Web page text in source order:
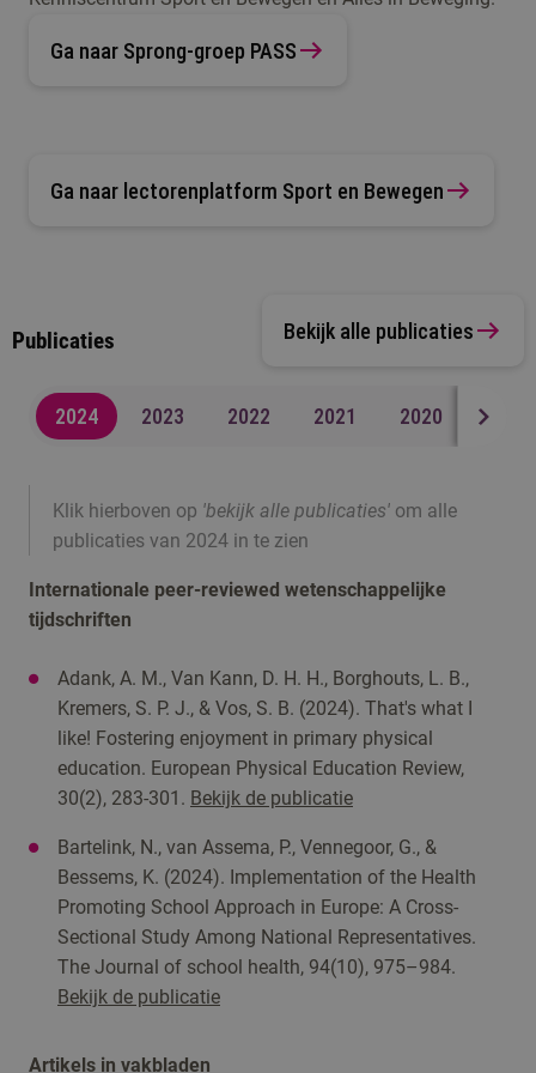
Ga naar Sprong-groep PASS
Ga naar lectorenplatform Sport en Bewegen
Publicaties Bekijk alle publicaties
2024 2023 2022 2021 2020 2019
Klik hierboven op 'bekijk alle publicaties' om alle
publicaties van 2024 in te zien
Internationale peer-reviewed wetenschappelijke
tijdschriften
Adank, A. M., Van Kann, D. H. H., Borghouts, L. B.,
Kremers, S. P. J., & Vos, S. B. (2024). That's what I
like! Fostering enjoyment in primary physical
education. European Physical Education Review,
30(2), 283-301. Bekijk de publicatie
Bartelink, N., van Assema, P., Vennegoor, G., &
Bessems, K. (2024). Implementation of the Health
Promoting School Approach in Europe: A Cross-
Sectional Study Among National Representatives.
The Journal of school health, 94(10), 975–984.
Bekijk de publicatie
Artikels in vakbladen